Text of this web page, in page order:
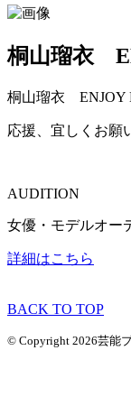
桐山瑠衣
桐山瑠衣 ENJOY
応援、宜しくお願
AUDITION
女優・モデルオー
詳細はこちら
BACK TO TOP
© Copyright 2026芸能